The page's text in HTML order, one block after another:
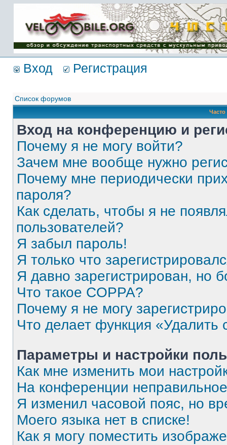
Имя пользователя:
Пароль:
{ LOG_ME_IN_SHORT
}
Вход Регистрация
Список форумов
Вход на конференцию и
Почему я не могу войти?
Зачем мне вообще нужно
Почему мне периодически
пароля?
Как сделать, чтобы я не
пользователей?
Я забыл пароль!
Я только что
Я давно зарегистрирован, но
Что такое COPPA?
Почему я не могу
Что делает функция
Параметры и настройки
Как мне изменить мои
На конференции
Я изменил часовой пояс, но
Моего языка нет в списке!
Как я могу поместить